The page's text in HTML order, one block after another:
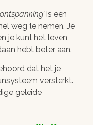
is een
weg te nemen. Je
je kunt het leven
hebt beter aan.
dat het je
versterkt.
geleide